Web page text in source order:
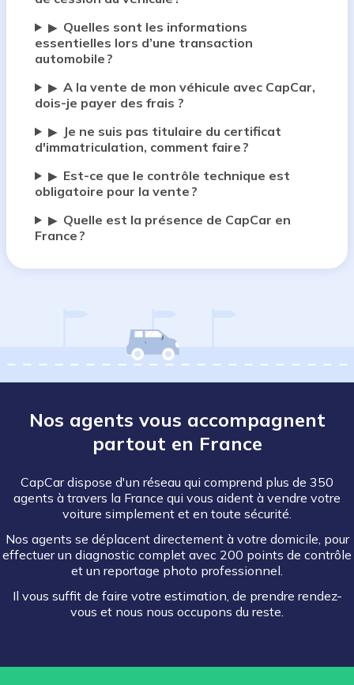
▶ Quelles sont les informations
essentielles lors d’une transaction
automobile ?
▶ A la vente de mon véhicule avec CapCar,
dois-je payer des frais ?
▶
Je ne suis pas titulaire du certificat
d'immatriculation, comment faire ?
▶ Est-ce que le contrôle technique est
obligatoire pour la vente ?
▶ Quelle est la présence de CapCar en
France ?
Nos agents vous accompagnent
partout en France
CapCar dispose d'un réseau qui comprend plus de 350
agents à travers la France qui vous aident à vendre votre
voiture simplement et en toute sécurité.
Nos agents se déplacent directement à votre domicile, pour
effectuer un diagnostic complet avec 200 points de contrôle
et un reportage photo professionnel.
Il vous suffit de faire votre estimation, de prendre rendez-
vous et nous nous occupons du reste.